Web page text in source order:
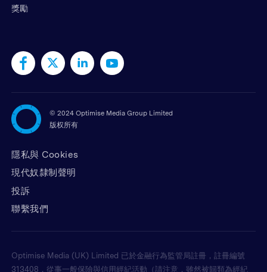
獎勵
© 2024 Optimise Media Group Limited
版权所有
隱私與 Cookies
現代奴隸制聲明
投訴
聯繫我們
Optimise Media (UK) Limited 已於金融行為監管局註冊，註冊編號
313408，從事一般保險與信用經紀活動（請注意，雖然被歸類為經紀